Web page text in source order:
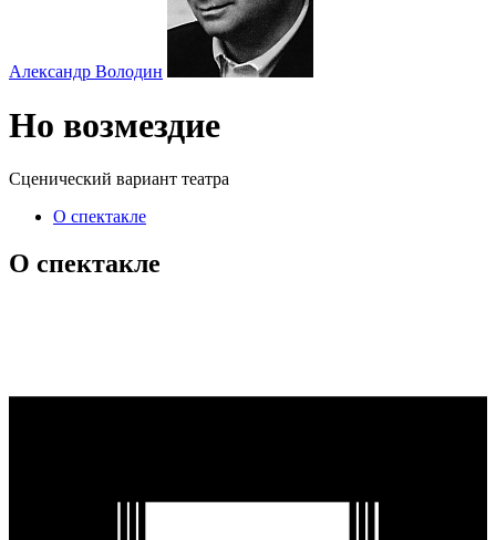
Александр Володин
Но возмездие
Сценический вариант театра
О спектакле
О спектакле